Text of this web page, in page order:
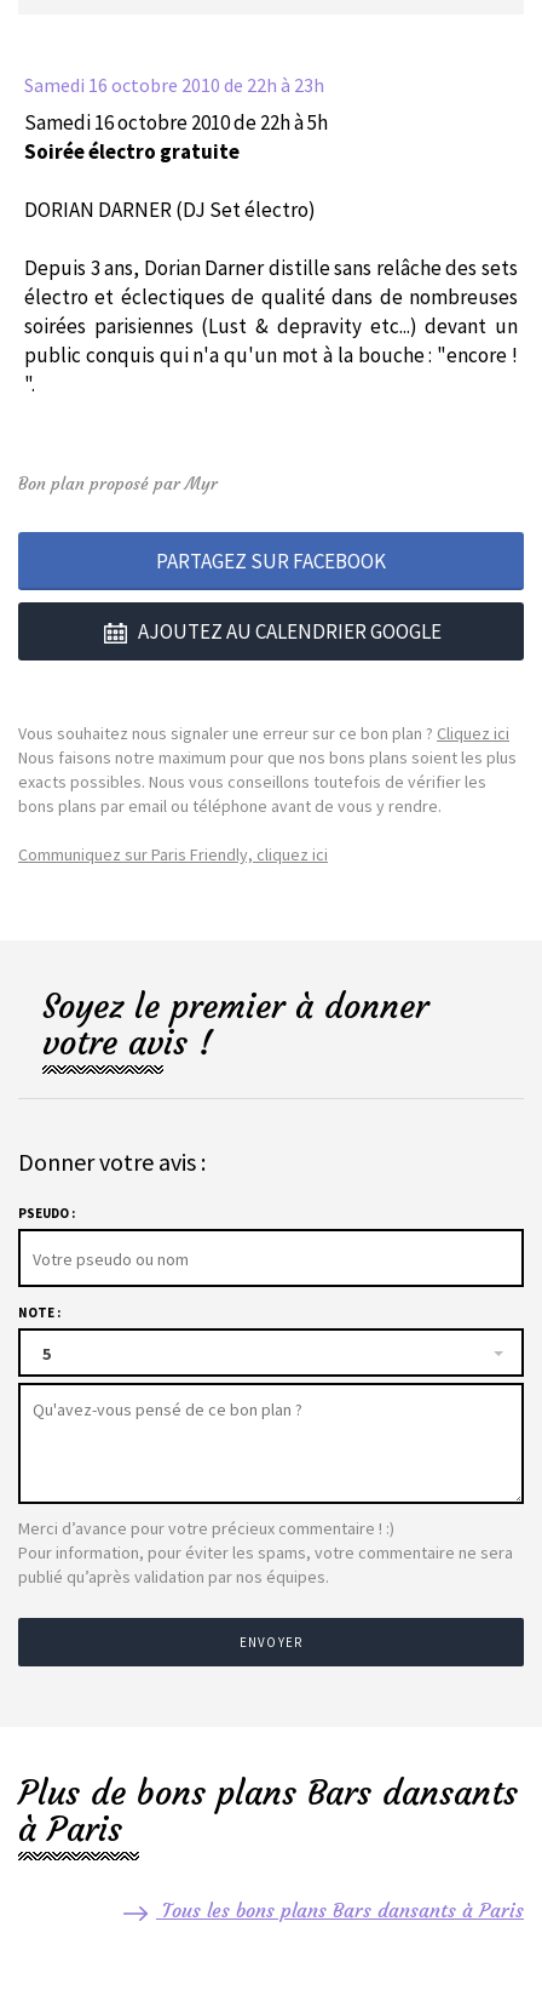
Samedi 16 octobre 2010 de 22h à 23h
Samedi 16 octobre 2010 de 22h à 5h
Soirée électro gratuite
DORIAN DARNER (DJ Set électro)
Depuis 3 ans, Dorian Darner distille sans relâche des sets
électro et éclectiques de qualité dans de nombreuses
soirées parisiennes (Lust & depravity etc...) devant un
public conquis qui n'a qu'un mot à la bouche : "encore !
".
Bon plan proposé par Myr
PARTAGEZ SUR FACEBOOK
AJOUTEZ AU CALENDRIER GOOGLE
Vous souhaitez nous signaler une erreur sur ce bon plan ? Cliquez ici
Nous faisons notre maximum pour que nos bons plans soient les plus
exacts possibles. Nous vous conseillons toutefois de vérifier les
bons plans par email ou téléphone avant de vous y rendre.
Communiquez sur Paris Friendly, cliquez ici
Soyez le premier à donner
votre avis !
Donner votre avis :
PSEUDO :
NOTE :
5
Merci d’avance pour votre précieux commentaire ! :)
Pour information, pour éviter les spams, votre commentaire ne sera
publié qu’après validation par nos équipes.
ENVOYER
Plus de bons plans Bars dansants
à Paris
Tous les bons plans Bars dansants à Paris